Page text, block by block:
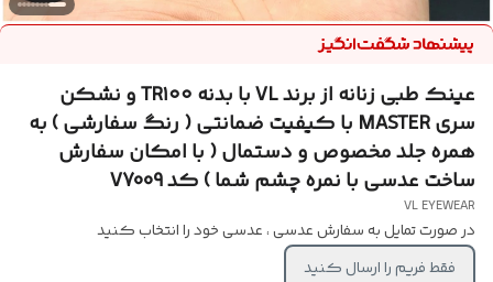
عینک طبی زنانه از برند VL با بدنه TR۱۰۰ و نشکن
سری MASTER با کیفیت ضمانتی ( رنگ سفارشی ) به
همره جلد مخصوص و دستمال ( با امکان سفارش
ساخت عدسی با نمره چشم شما ) کد V7009
VL EYEWEAR
در صورت تمایل به سفارش عدسی ، عدسی خود را انتخاب کنید
فقط فریم را ارسال کنید